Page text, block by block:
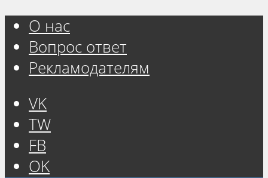
О нас
Вопрос ответ
Рекламодателям
VK
TW
FB
OK